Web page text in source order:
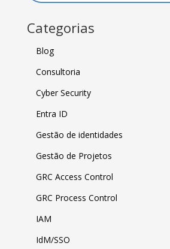
Categorias
Blog
Consultoria
Cyber Security
Entra ID
Gestão de identidades
Gestão de Projetos
GRC Access Control
GRC Process Control
IAM
IdM/SSO